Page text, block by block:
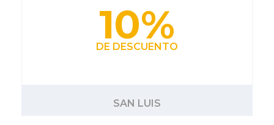
10%
DE DESCUENTO
SAN LUIS